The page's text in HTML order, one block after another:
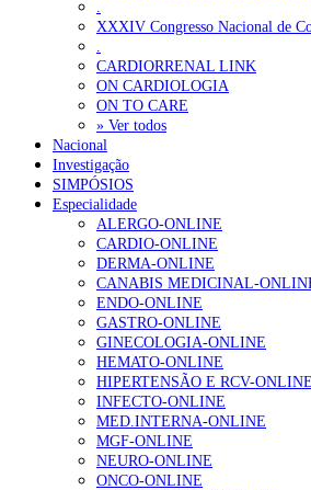
a consultas e cirurgias 7 de Agosto,
Portugal está a formar os médicos de
2026
NOTÍCIAS MAIS LIDAS
Enfermagem Forense. “Da
gesto conta e cada profissional
203 visualizações
1.º Episódio do Podcast
te na Insuficiência Cardíaca”
169 visualizações
Alguns milhares de utentes
família com nova regras do
132 visualizações
.
XXXIV Congresso Nacional de
.
CARDIORRENAL LINK
ON CARDIOLOGIA
ON TO CARE
» Ver todos
Nacional
Investigação
SIMPÓSIOS
Especialidade
ALERGO-ONLINE
CARDIO-ONLINE
DERMA-ONLINE
CANABIS MEDICINAL-
ENDO-ONLINE
GASTRO-ONLINE
GINECOLOGIA-ONLINE
HEMATO-ONLINE
HIPERTENSÃO E RCV-ONLINE
INFECTO-ONLINE
MED.INTERNA-ONLINE
MGF-ONLINE
NEURO-ONLINE
ONCO-ONLINE